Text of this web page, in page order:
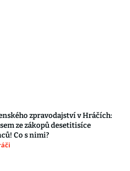
zpravodajství v Hráčích:
ze zákopů desetitisíce
Co s nimi?